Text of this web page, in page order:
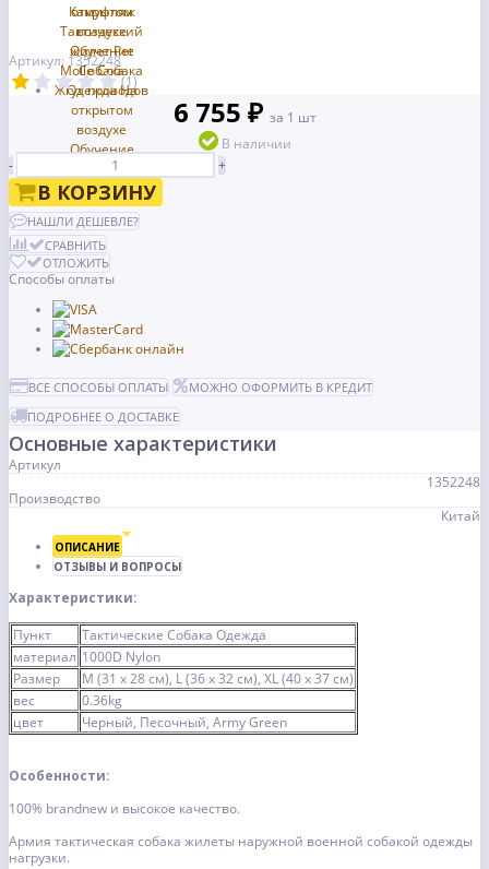
Артикул: 1352248
(1)
6 755 ₽ за 1 шт
В наличии
-
+
В КОРЗИНУ
НАШЛИ ДЕШЕВЛЕ?
СРАВНИТЬ
ОТЛОЖИТЬ
Способы оплаты
ВСЕ СПОСОБЫ ОПЛАТЫ
МОЖНО ОФОРМИТЬ В КРЕДИТ
ПОДРОБНЕЕ О ДОСТАВКЕ
Основные характеристики
Артикул
1352248
Производство
Китай
ОПИСАНИЕ
ОТЗЫВЫ И ВОПРОСЫ
Характеристики:
Пункт
Тактические Собака Одежда
материал 1000D Nylon
Размер
М (31 х 28 см), L (36 х 32 см), XL (40 х 37 см)
вес
0.36kg
цвет
Черный, Песочный, Army Green
Особенности:
100% brandnew и высокое качество.
Армия тактическая собака жилеты наружной военной собакой одежды
нагрузки.